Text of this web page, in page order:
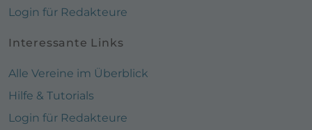
Login für Redakteure
Interessante Links
Alle Vereine im Überblick
Hilfe & Tutorials
Login für Redakteure